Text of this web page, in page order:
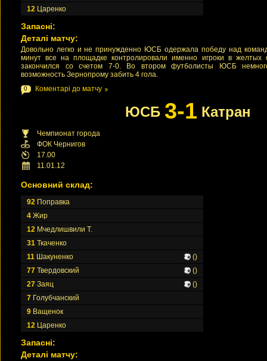
12 Царенко
Запасні:
Деталі матчу:
Довольно легко и не принужденно ЮСБ одержала победу над
минут все на площадке контролировали именно игроки в желтых
закончился со счетом 7-0. Во втором футболисты ЮСБ
возможность Зернопрому забить 4 гола.
0 Коментарі до матчу
ЮСБ 3-1 Катран
Чемпионат города
ФОК Чернигов
17.00
11.01.12
Основний склад:
92 Поправка
4 Жир
12 Мчедлишвили Т.
31 Ткаченко
11 Шакуненко
()
77 Твердовский
()
27 Заяц
()
7 Голубчанский
9 Ващенок
12 Царенко
Запасні:
Деталі матчу: